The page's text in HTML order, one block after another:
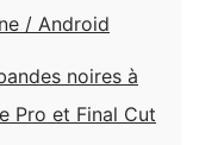
/ Android
noires à
Pro et Final Cut